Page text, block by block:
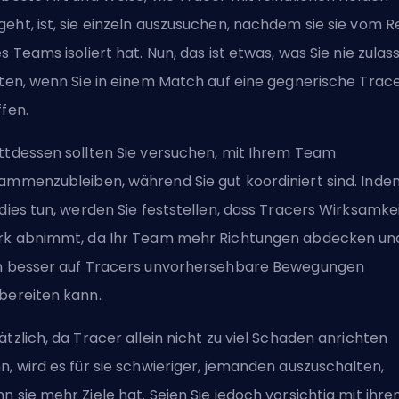
ist, sie einzeln auszusuchen, nachdem sie sie vom
Teams isoliert hat. Nun, das ist etwas, was Sie nie
wenn Sie in einem Match auf eine gegnerische
sollten Sie versuchen, mit Ihrem Team
während Sie gut koordiniert sind.
tun, werden Sie feststellen, dass Tracers
abnimmt, da Ihr Team mehr Richtungen abdecken
besser auf Tracers unvorhersehbare Bewegungen
kann.
da Tracer allein nicht zu viel Schaden anrichten
wird es für sie schwieriger, jemanden auszuschalten,